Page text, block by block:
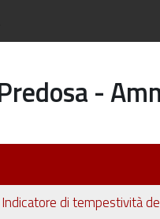
-
Indicatore di tempestività